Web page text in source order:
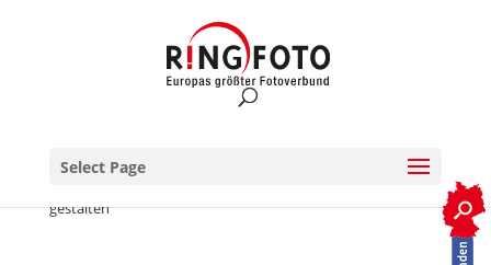
Select Page
RINGFOTO.de>
alfo.fotobuch – Erinnerungen
gestalten